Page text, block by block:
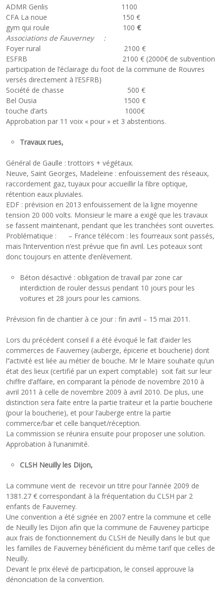
ADMR Genlis 1100
CFA La noue 150 €
gym qui roule 100 €
Associations de Fauverney :
Foyer rural 2100 €
ESFRB 2100 € (2000€ de subvention
participation de l’éclairage du foot de la commune de Rouvres
versés directement à l’ESFRB)
Société de chasse 500 €
Bel Ousia 1500 €
touche d’arts 1000€
Approbation par 11 voix « pour » et 3 abstentions.
Travaux rues,
Général de Gaulle : trottoirs + végétaux.
Neuve, Saint Georges, Madeleine : enfouissement des réseaux,
raccordement gaz, tuyaux pour accueillir la fibre optique,
rétention eaux pluviales.
EDF : prévision en 2013 enfouissement de la ligne moyenne
tension 20 000 volts. Monsieur le maire a exigé que les travaux
se fassent maintenant, pendant que les tranchées sont ouvertes.
Problématique : – France télécom : les fourreaux sont passés,
mais l’intervention n’est prévue que fin avril. Les poteaux sont
donc toujours en attente d’enlèvement.
Béton désactivé : obligation de travail par zone car
interdiction de rouler dessus pendant 10 jours pour les
voitures et 28 jours pour les camions.
Prévision fin de chantier à ce jour : fin avril – 15 mai 2011.
Lors du précédent conseil il a été évoqué le fait d’aider les
commerces de Fauverney (auberge, épicerie et boucherie) dont
l’’activité est liée au métier de bouche. Mr le Maire souhaite qu’un
état des lieux (certifié par un expert comptable) soit fait sur leur
chiffre d’affaire, en comparant la période de novembre 2010 à
avril 2011 à celle de novembre 2009 à avril 2010. De plus, une
distinction sera faite entre la partie traiteur et la partie boucherie
(pour la boucherie), et pour l’auberge entre la partie
commerce/bar et celle banquet/réception.
La commission se réunira ensuite pour proposer une solution.
Approbation à l’unanimité.
CLSH Neuilly les Dijon,
La commune vient de recevoir un titre pour l’année 2009 de
1381.27 € correspondant à la fréquentation du CLSH par 2
enfants de Fauverney.
Une convention a été signée en 2007 entre la commune et celle
de Neuilly les Dijon afin que la commune de Fauveney participe
aux frais de fonctionnement du CLSH de Neuilly dans le but que
les familles de Fauverney bénéficient du même tarif que celles de
Neuilly.
Devant le prix élevé de participation, le conseil approuve la
dénonciation de la convention.